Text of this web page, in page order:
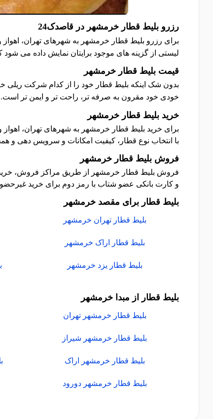
رزرو بلیط قطار خرمشهر در قاصدک24
برای رزرو بلیط قطار خرمشهر به شهرهای تهران، اهواز
لیستی از گزینه های موجود برایتان نمایش داده می شود
قیمت بلیط قطار خرمشهر
بدون شک اینکه بلیط قطار خود را از کدام شرکت ریلی
خودی خود مقرون به صرفه تر، راحت تر و ایمن تر است.
خرید بلیط قطار خرمشهر
برای خرید بلیط قطار خرمشهر به شهرهای تهران، اهواز
با انتخاب نوع قطار، کیفیت امکانات و سرویس دهی و
فروش بلیط قطار خرمشهر
فروش بلیط قطار خرمشهر از طریق مراکز فروش، خرید
و کارت بانکی عضو شتاب با رمز دوم برای خرید
بلیط قطار برای مقصد خرمشهر
بلیط قطار تهران خرمشهر
بلیط قطار اراک خرمشهر
بلیط قطار یزد خرمشهر
بلیط قطار از مبدا خرمشهر
بلیط قطار خرمشهر تهران
بلیط قطار خرمشهر شیراز
بلیط قطار خرمشهر اراک
بلیط قطار خرمشهر دورود